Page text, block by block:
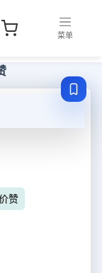
文
菜单
赞